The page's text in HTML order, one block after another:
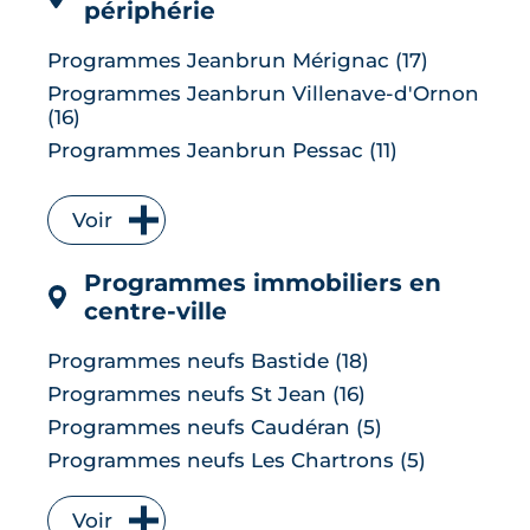
périphérie
Programmes Jeanbrun Mérignac (17)
Programmes Jeanbrun Villenave-d'Ornon
(16)
Programmes Jeanbrun Pessac (11)
Programmes Jeanbrun Bruges (7)
Programmes Jeanbrun Floirac (7)
Programmes Jeanbrun Le Bouscat (6)
Programmes Jeanbrun Cenon (6)
Programmes Jeanbrun Lormont (6)
Programmes Jeanbrun Le Taillan-Médoc
(6)
Programmes Jeanbrun Carbon-Blanc (5)
Programmes Jeanbrun Parempuyre (5)
Programmes Jeanbrun Artigues-près-
Voir
Programmes immobiliers en
centre-ville
Programmes neufs Bastide (18)
Programmes neufs St Jean (16)
Programmes neufs Caudéran (5)
Programmes neufs Les Chartrons (5)
Programmes neufs Lac (5)
Voir